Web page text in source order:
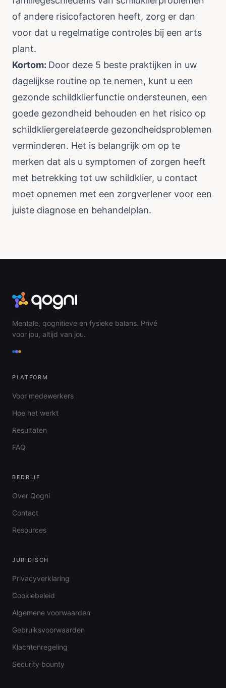
of andere risicofactoren heeft, zorg er dan
voor dat u regelmatige controles bij een arts
plant.
Kortom: Door deze 5 beste praktijken in uw
dagelijkse routine op te nemen, kunt u een
gezonde schildklierfunctie ondersteunen, een
goede gezondheid behouden en het risico op
schildkliergerelateerde gezondheidsproblemen
verminderen. Het is belangrijk om op te
merken dat als u symptomen of zorgen heeft
met betrekking tot uw schildklier, u contact
moet opnemen met een zorgverlener voor een
juiste diagnose en behandelplan.
Mentale, qognitieve en fysieke balans. Privé
voor jou, altijd van jou.
PLATFORM
Voor medewerkers
Hoe het werkt
Resultaten
FAQ
BEDRIJF
Over Qogni
Contact
Resources
JURIDISCH
Privacyverklaring
Cookiebeleid
Algemene voorwaarden
Gebruiksvoorwaarden
Klachtenregeling
Security bounty